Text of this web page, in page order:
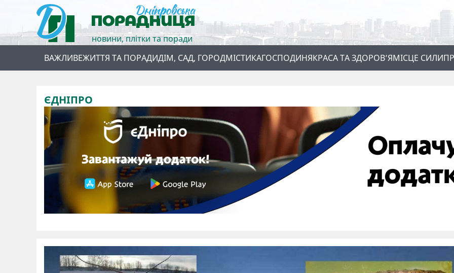
новини, плітки та поради
ВАЖЛИВЕЖИТТЯ ТА ПОРАДИДІМ, САД, ГОРОДМІСТИКАГОСПОДИНЯКРАСА ТА ЗДОРОВ’ЯМІСЦЕ СИЛИ
ЄДНІПРО